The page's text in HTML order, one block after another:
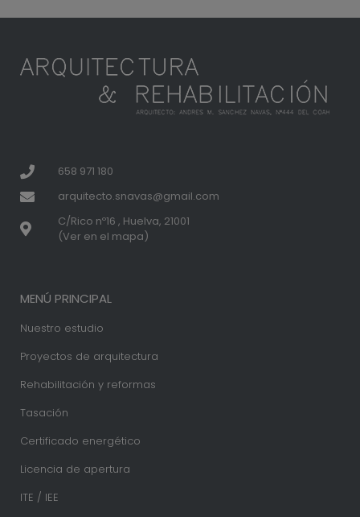
658 971 180
arquitecto.snavas@gmail.com
C/Rico nº16 , Huelva, 21001
(Ver en el mapa)
MENÚ PRINCIPAL
Nuestro estudio
Proyectos de arquitectura
Rehabilitación y reformas
Tasación
Certificado energético
Licencia de apertura
ITE / IEE